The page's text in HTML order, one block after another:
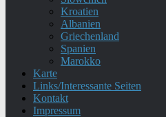
Kroatien
Albanien
Griechenland
Spanien
Marokko
Karte
Links/Interessante Seiten
Kontakt
Impressum